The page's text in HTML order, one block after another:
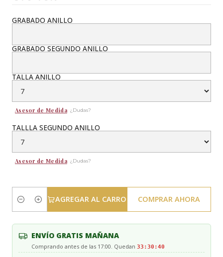
GRABADO ANILLO
GRABADO SEGUNDO ANILLO
TALLA ANILLO
Asesor de Medida ¿Dudas?
TALLLA SEGUNDO ANILLO
Asesor de Medida ¿Dudas?
Cantidad
AGREGAR AL CARRO COMPRAR AHORA
ENVÍO GRATIS MAÑANA
Comprando antes de las 17:00. Quedan 33:30:39